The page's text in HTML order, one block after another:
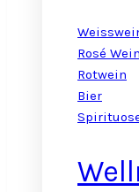
Rosé Wein
Rotwein
Bier